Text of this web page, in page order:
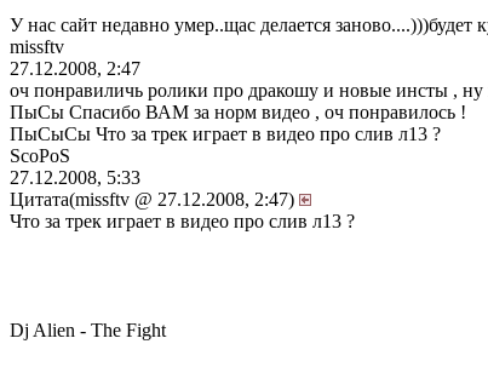
У нас сайт недавно умер..щас делается заново....)))будет
missftv
27.12.2008, 2:47
оч понравиличь ролики про дракошу и новые инсты , ну
ПыСы Спасибо ВАМ за норм видео , оч понравилось !
ПыСыСы Что за трек играет в видео про слив л13 ?
ScoPoS
27.12.2008, 5:33
Цитата(missftv @ 27.12.2008, 2:47)
Что за трек играет в видео про слив л13 ?
Dj Alien - The Fight